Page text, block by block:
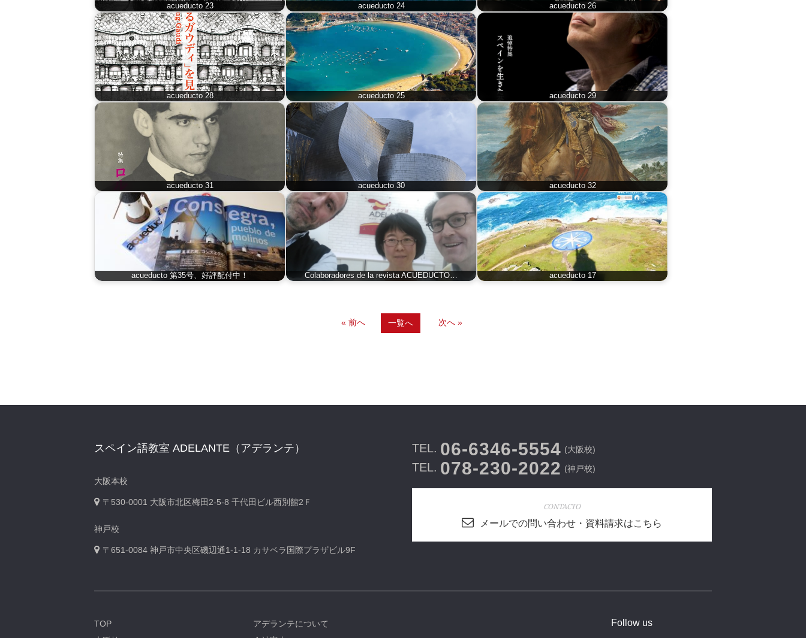
acueducto 23 acueducto 24 acueducto 26
acueducto 28 acueducto 25 acueducto 29
acueducto 31 acueducto 30 acueducto 32
acueducto 第35号、好評配付中！ Colaboradores de la revista ACUEDUCTO… acueducto 17
« 前へ 一覧へ 次へ »
スペイン語教室 ADELANTE（アデランテ）
大阪本校
〒530-0001 大阪市北区梅田2-5-8 千代田ビル西別館2Ｆ
神戸校
〒651-0084 神戸市中央区磯辺通1-1-18 カサベラ国際プラザビル9F
TEL. 06-6346-5554 (大阪校)
TEL. 078-230-2022 (神戸校)
CONTACTO
メールでの問い合わせ・資料請求はこちら
TOP
アデランテについて
Follow us